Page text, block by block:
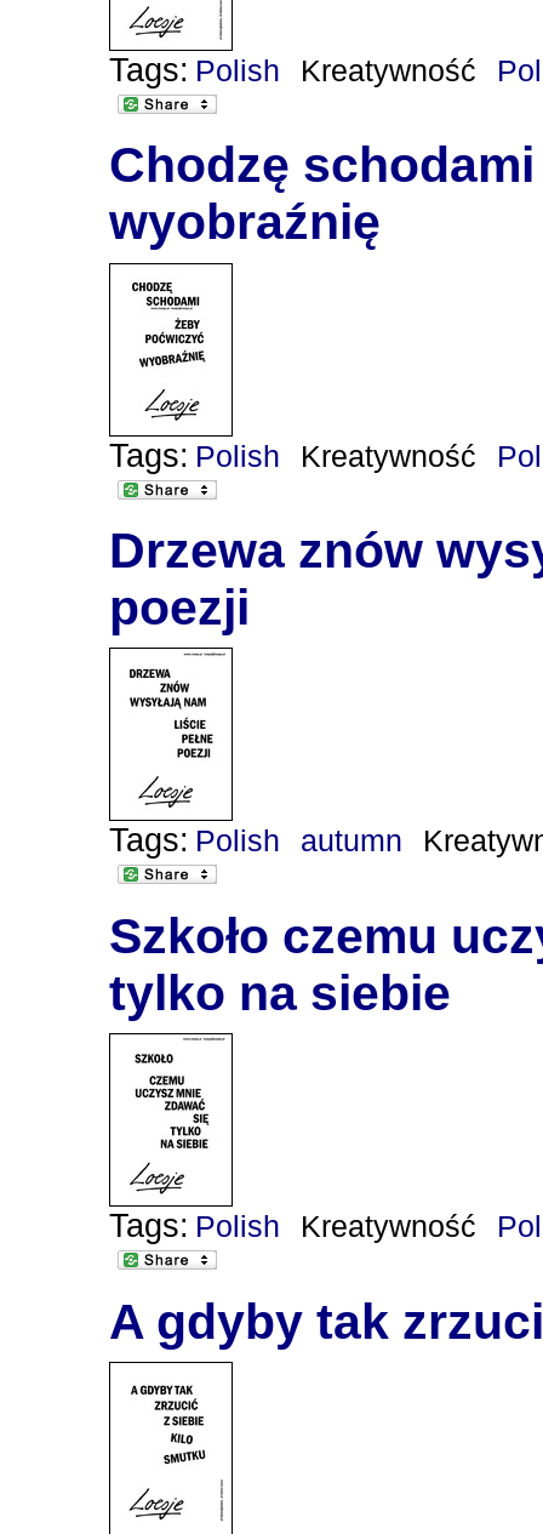
Tags: Polish Kreatywność
Chodzę
wyobraźnię
Tags: Polish Kreatywność
Drzewa znów
poezji
Tags: Polish autumn
Szkoło czemu
tylko na siebie
Tags: Polish Kreatywność
A gdyby tak